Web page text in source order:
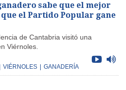
sabe que el mejor
el Partido Popular gane
de Cantabria visitó una
Viérnoles.
VIÉRNOLES GANADERÍA